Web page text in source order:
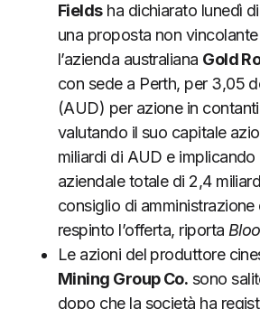
Fieldsha dichiarato lunedì
una proposta non
l’azienda australiana Gold
con sede a Perth, per 3,05
(AUD) per azione in
valutando il suo capitale
miliardi di AUD e implicando
aziendale totale di 2,4
consiglio di amministrazione
respinto l’offerta, riporta
Le azioni del produttore
Mining Group Co. sono
dopo che la società ha